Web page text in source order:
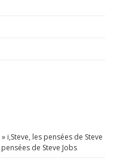
i,Steve, les pensées de Steve
de Steve Jobs